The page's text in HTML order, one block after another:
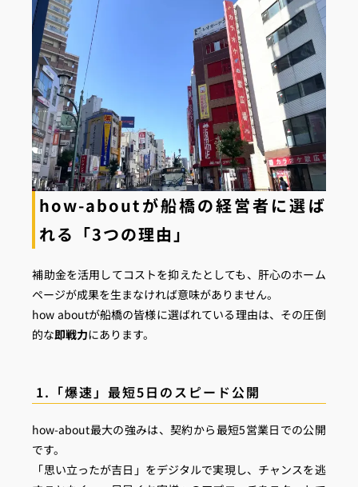
how-aboutが船橋の経営者に選ば
れる「3つの理由」
補助金を活用してコストを抑えたとしても、肝心のホーム
ページが成果を生まなければ意味がありません。
how aboutが船橋の皆様に選ばれている理由は、その圧倒
的な即戦力にあります。
1.「爆速」最短5日のスピード公開
how-about最大の強みは、契約から最短5営業日での公開
です。
「思い立ったが吉日」をデジタルで実現し、チャンスを逃